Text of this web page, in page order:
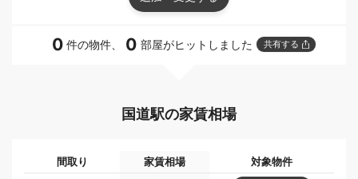
0 件の物件、 0 部屋がヒットしました 共有する
国道駅の家賃相場
間取り 家賃相場
対象物件